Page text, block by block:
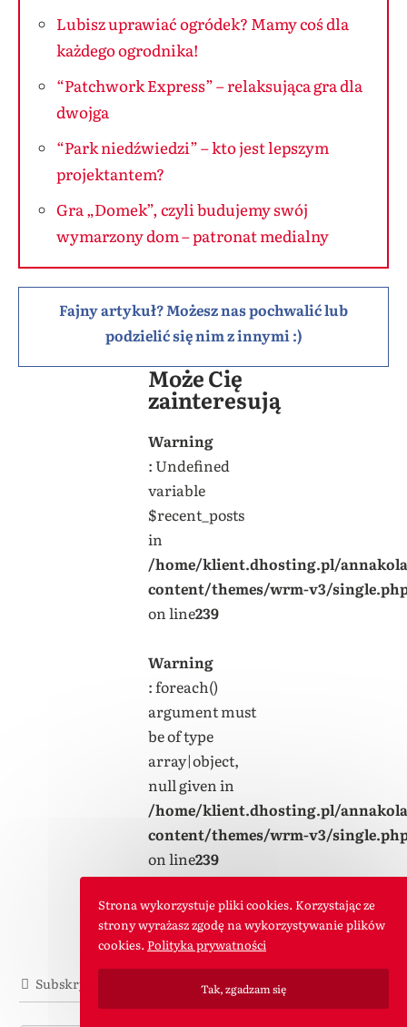
Lubisz uprawiać ogródek? Mamy coś dla
każdego ogrodnika!
“Patchwork Express” – relaksująca gra dla
dwojga
“Park niedźwiedzi” – kto jest lepszym
projektantem?
Gra „Domek”, czyli budujemy swój
wymarzony dom – patronat medialny
Fajny artykuł? Możesz nas pochwalić lub
podzielić się nim z innymi :)
Może Cię
zainteresują
Warning
: Undefined
variable
$recent_posts
in
/home/klient.dhosting.pl/
content/themes/wrm-v3/
on line239
Warning
: foreach()
argument must
be of type
array|object,
null given in
/home/klient.dhosting.pl/
content/themes/wrm-v3/
on line239
Subskrybuj
Strona wykorzystuje pliki cookies. Korzystając ze
strony wyrażasz zgodę na wykorzystywanie plików
cookies. Polityka prywatności
Tak, zgadzam się